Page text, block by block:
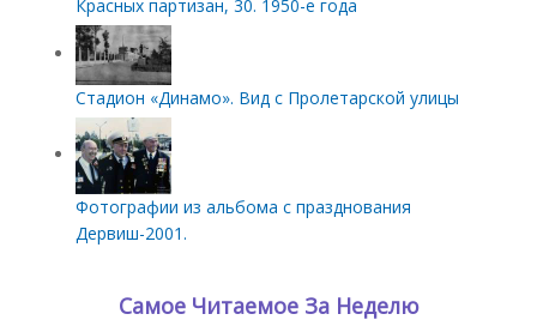
Красных партизан, 30. 1950-е года
Стадион «Динамо». Вид с Пролетарской улицы
Фотографии из альбома с празднования
Дервиш-2001.
Самое Читаемое За Неделю